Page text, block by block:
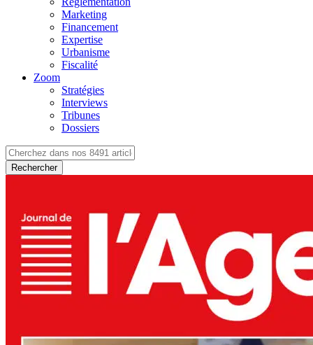
Marketing
Financement
Expertise
Urbanisme
Fiscalité
Zoom
Stratégies
Interviews
Tribunes
Dossiers
Rechercher